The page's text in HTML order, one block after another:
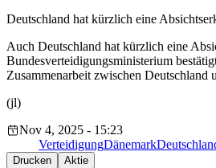
Deutschland hat kürzlich eine
Auch Deutschland hat kürzlich eine
Bundesverteidigungsministerium
Zusammenarbeit zwischen Deutschland
(jl)
Nov 4, 2025 - 15:23
VerteidigungDänemark
Drucken Aktie